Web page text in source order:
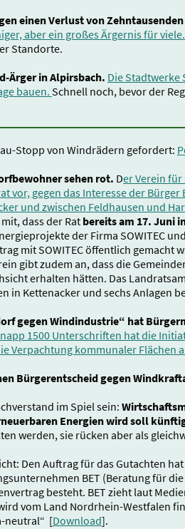
einen Verlust von
aber ein großes Ärgernis für viele.
Standorte.
Ärger in Alpirsbach. Die
bauen. Schnell noch, bevor der
Stopp von Windrädern gefordert:
sehen rot. Der Verein
vor, gegen das Interesse der
und zwischen Feldhausen und
dass der Rat bereits am 17. Juni
der Firma SOWITEC
mit SOWITEC öffentlich gemacht
gibt zudem an, dass die
erhalten hätten. Das
in Kettenacker und sechs Anlagen
gegen Windindustrie“ hat
1500 Unterschriften hat die
Verpachtung kommunaler
Bürgerentscheid gegen
im Spiel sein:
Energien wird soll
werden, sie rücken aber als
Den Auftrag für das Gutachten
BET (Beratung für
besteht. BET zieht laut
vom Land Nordrhein-Westfalen
neutral“ [Download].